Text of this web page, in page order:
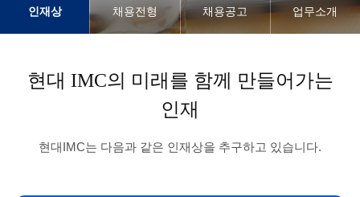
인재상 채용전형 채용공고 업무소개
현대 IMC의 미래를 함께 만들어가는
인재
현대IMC는 다음과 같은 인재상을 추구하고 있습니다.